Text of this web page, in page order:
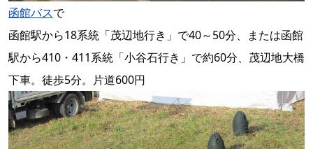
函館バスで
函館駅から18系統「茂辺地行き」で40～50分、または函館
駅から410・411系統「小谷石行き」で約60分、茂辺地大橋
下車。徒歩5分。片道600円